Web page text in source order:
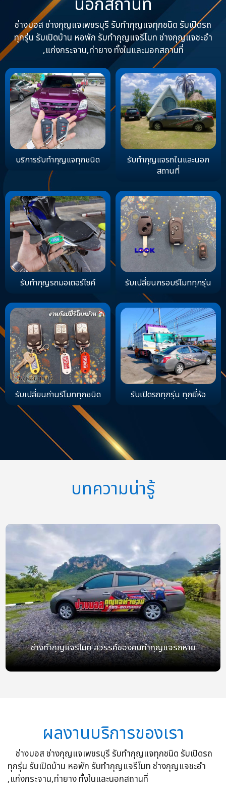
ช่างมอส ช่างกุญแจเพชรบุรี รับทำกุญแจทุกชนิด รับเปิดรถ
ทุกรุ่น รับเปิดบ้าน หอพัก รับทำกุญแจรีโมท ช่างกุญแจชะอำ
,แก่งกระจาน,ท่ายาง ทั้งในและนอกสถานที่
บริการรับทำกุญแจทุกชนิด
รับทำกุญแจรถในและนอก
สถานที่
รับทำกุญรถมอเตอร์ไซค์ รับเปลี่ยนกรอบรีโมททุกรุ่น
รับเปลี่ยนถ่านรีโมททุกชนิด รับเปิดรถทุกรุ่น ทุกยี่ห้อ
บทความน่ารู้
ช่างทำกุญแจรีโมท สวรรค์ของคนทำกุญแจรถหาย
ผลงานบริการของเรา
ช่างมอส ช่างกุญแจเพชรบุรี รับทำกุญแจทุกชนิด รับเปิดรถ
ทุกรุ่น รับเปิดบ้าน หอพัก รับทำกุญแจรีโมท ช่างกุญแจชะอำ
,แก่งกระจาน,ท่ายาง ทั้งในและนอกสถานที่